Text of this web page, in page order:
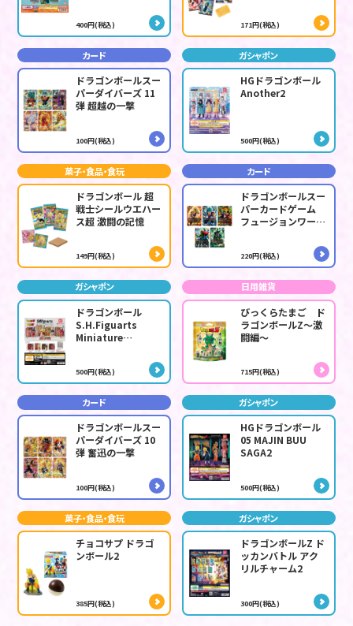
400円(税込) 171円(税込)
カード
ドラゴンボールスー
パーダイバーズ 11
弾 超越の一撃
100円(税込)
ガシャポン
HGドラゴンボール
Another2
500円(税込)
菓子・食品・食玩
ドラゴンボール 超
戦士シールウエハー
ス超 激闘の記憶
149円(税込)
カード
ドラゴンボールスー
パーカードゲーム
フュージョンワール
ク CROSS FORCE
[FB10]
220円(税込)
ガシャポン
ドラゴンボール
S.H.Figuarts
Miniature
500円(税込)
日用雑貨
びっくらたまご ド
ラゴンボールZ～激
闘編～
715円(税込)
カード
ドラゴンボールスー
パーダイバーズ 10
弾 奮迅の一撃
100円(税込)
ガシャポン
HGドラゴンボール
05 MAJIN BUU
SAGA2
500円(税込)
菓子・食品・食玩
チョコサプ ドラゴ
ンボール2
385円(税込)
ガシャポン
ドラゴンボールZ ド
ッカンバトル アク
リルチャーム2
300円(税込)